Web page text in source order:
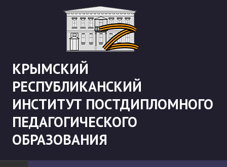
КРЫМСКИЙ
РЕСПУБЛИКАНСКИЙ
ИНСТИТУТ ПОСТДИПЛОМНОГО
ПЕДАГОГИЧЕСКОГО
ОБРАЗОВАНИЯ